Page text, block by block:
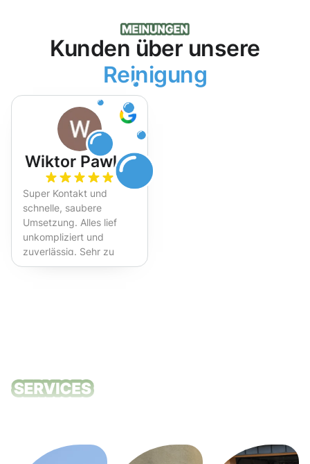
Kunden über unsere
Reinigung
Wiktor Pawlak
Super Kontakt und
schnelle, saubere
Umsetzung. Alles lief
unkompliziert und
zuverlässig. Sehr zu
empfehlen!